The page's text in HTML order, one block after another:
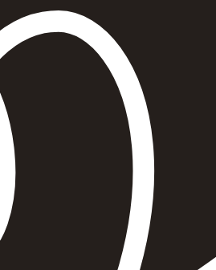
איזה פורמט בא לך?